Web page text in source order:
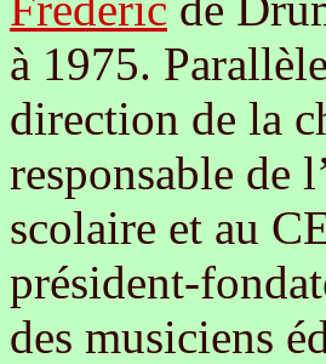
à 1975.
direction de la
responsable de
scolaire et au
président-
des musiciens